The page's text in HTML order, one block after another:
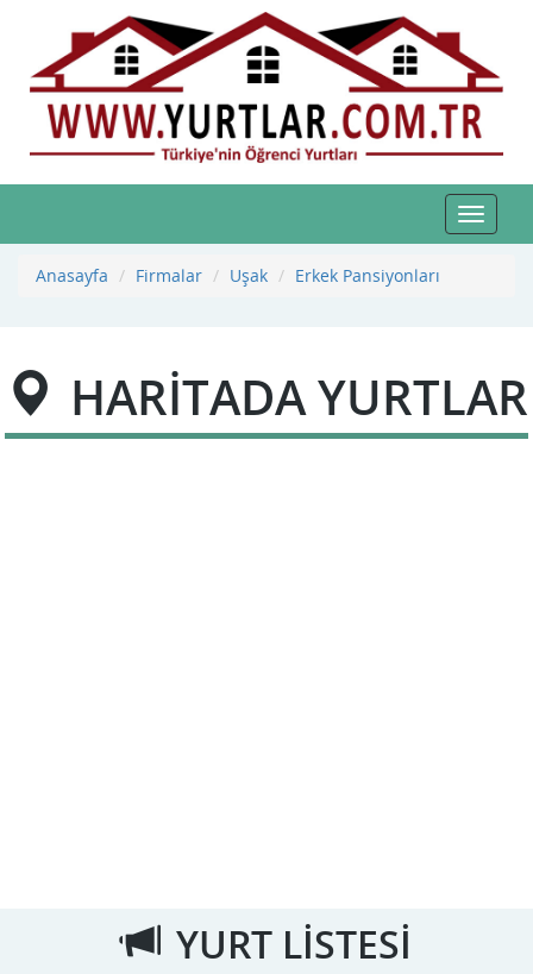
Toggle
Anasayfa
Firmalar Uşak Erkek Pansiyonları
HARİTADA YURTLAR
YURT LİSTESİ